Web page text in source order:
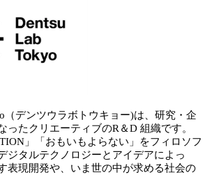
（デンツウラボトウキョー)は、研究・企
ったクリエーティブのR＆D 組織です。
」「おもいもよらない」をフィロソフ
ジタルテクノロジーとアイデアによっ
表現開発や、いま世の中が求める社会の